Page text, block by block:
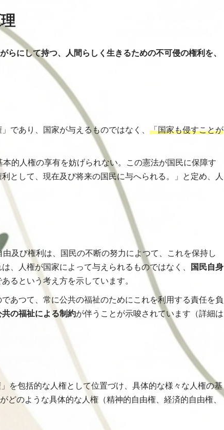
らにして持つ、人間らしく生きるための不可侵の権利を、
であり、国家が与えるものではなく、 「国家も侵すことが
的人権の享有を妨げられない。この憲法が国民に保障す
として、現在及び将来の国民に与へられる。」と定め、人
及び権利は、国民の不断の努力によつて、これを保持し
、人権が国家によって与えられるものではなく、
国民自身
あるという考え方を示しています。
あつて、常に公共の福祉のためにこれを利用する責任を負
共の福祉による制約が伴うことが示唆されています（詳細は
を包括的な人権として位置づけ、具体的な様々な人権の基
どのような具体的な人権（精神的自由権、経済的自由権、